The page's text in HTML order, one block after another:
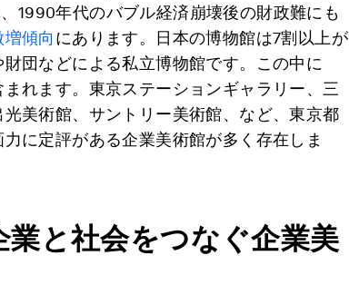
1990年代のバブル経済崩壊後の財政難にも
傾向 にあります。日本の博物館は7割以上が
団などによる私立博物館です。この中に
れます。東京ステーションギャラリー、三
美術館、サントリー美術館、など、東京都
に定評がある企業美術館が多く存在しま
と社会をつなぐ企業美